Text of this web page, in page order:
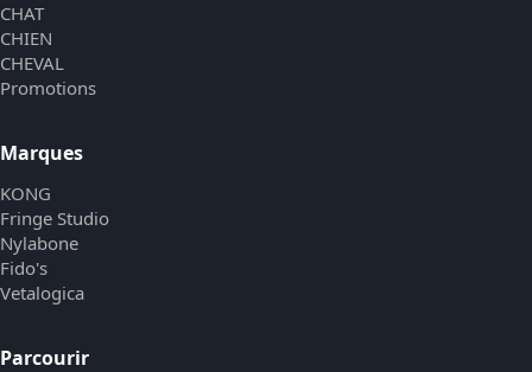
CHAT
CHIEN
CHEVAL
Promotions
Marques
KONG
Fringe Studio
Nylabone
Fido's
Vetalogica
Parcourir